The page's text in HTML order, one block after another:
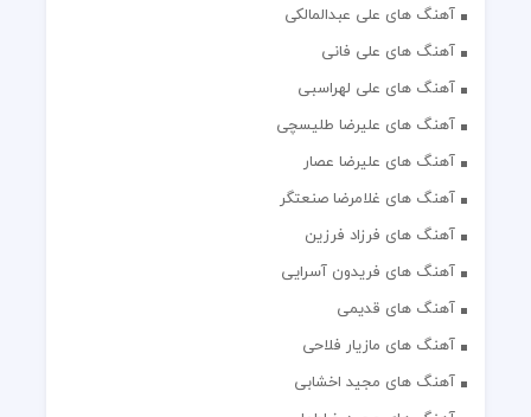
آهنگ های علی عبدالمالکی
آهنگ های علی فانی
آهنگ های علی لهراسبی
آهنگ های علیرضا طلیسچی
آهنگ های علیرضا عصار
آهنگ های غلامرضا صنعتگر
آهنگ های فرزاد فرزین
آهنگ های فریدون آسرایی
آهنگ های قدیمی
آهنگ های مازیار فلاحی
آهنگ های مجید اخشابی